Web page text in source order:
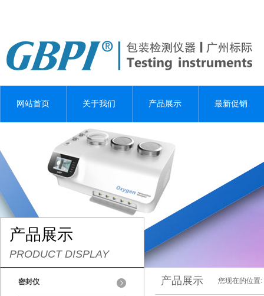
网站首页 关于我们 产品展示 最新促销
产品展示
PRODUCT DISPLAY
密封仪 产品展示 您现在的位置: